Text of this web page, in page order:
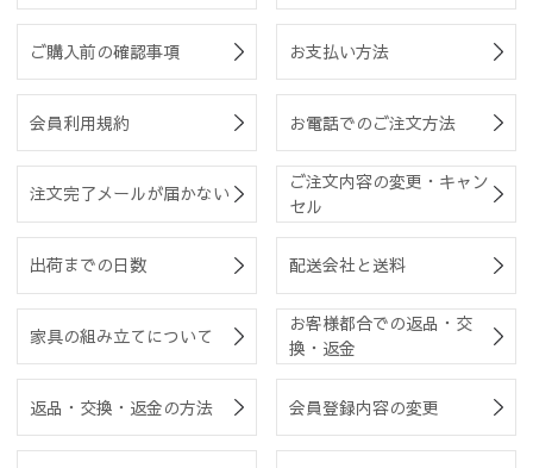
ご購入前の確認事項 お支払い方法
会員利用規約 お電話でのご注文方法
注文完了メールが届かない
ご注文内容の変更・キャン
セル
出荷までの日数 配送会社と送料
家具の組み立てについて
お客様都合での返品・交
換・返金
返品・交換・返金の方法 会員登録内容の変更